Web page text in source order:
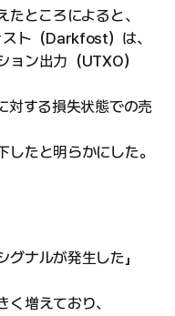
ところによると、
ト（Darkfost）は、
ョン出力（UTXO）
対する損失状態での売
たと明らかにした。
グナルが発生した」
増えており、